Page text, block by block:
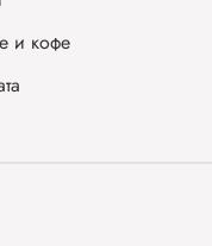
и кофе